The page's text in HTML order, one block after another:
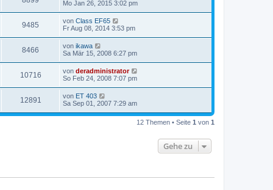
Mo Jan 26, 2015 3:02 pm
9485 von Class EF65
Fr Aug 08, 2014 3:53 pm
8466 von ikawa
Sa Mär 15, 2008 6:27 pm
10716 von deradministrator
So Feb 24, 2008 7:07 pm
12891 von ET 403
Sa Sep 01, 2007 7:29 am
12 Themen • Seite 1 von 1
Gehe zu